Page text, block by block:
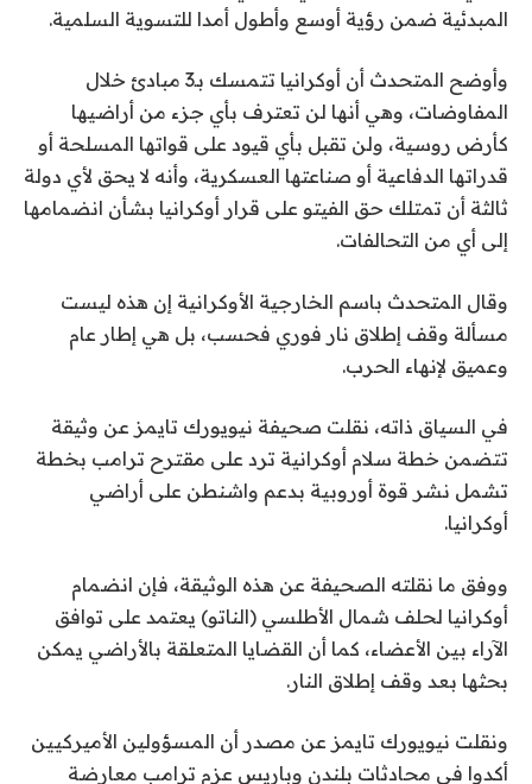
المبدئية ضمن رؤية أوسع وأطول أمدا للتسوية السلمية.
وأوضح المتحدث أن أوكرانيا تتمسك بـ3 مبادئ خلال
المفاوضات، وهي أنها لن تعترف بأي جزء من أراضيها
كأرض روسية، ولن تقبل بأي قيود على قواتها المسلحة أو
قدراتها الدفاعية أو صناعتها العسكرية، وأنه لا يحق لأي دولة
ثالثة أن تمتلك حق الفيتو على قرار أوكرانيا بشأن انضمامها
إلى أي من التحالفات.
وقال المتحدث باسم الخارجية الأوكرانية إن هذه ليست
مسألة وقف إطلاق نار فوري فحسب، بل هي إطار عام
وعميق لإنهاء الحرب.
في السياق ذاته، نقلت صحيفة نيويورك تايمز عن وثيقة
تتضمن خطة سلام أوكرانية ترد على مقترح ترامب بخطة
تشمل نشر قوة أوروبية بدعم واشنطن على أراضي
أوكرانيا.
ووفق ما نقلته الصحيفة عن هذه الوثيقة، فإن انضمام
أوكرانيا لحلف شمال الأطلسي (الناتو) يعتمد على توافق
الآراء بين الأعضاء، كما أن القضايا المتعلقة بالأراضي يمكن
بحثها بعد وقف إطلاق النار.
ونقلت نيويورك تايمز عن مصدر أن المسؤولين الأميركيين
أكدوا في محادثات بلندن وباريس عزم ترامب معارضة